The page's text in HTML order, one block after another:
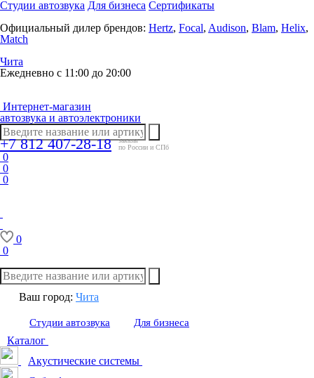
Студии автозвука Для бизнеса Сертификаты
Официальный дилер брендов: Hertz, Focal, Audison, Blam, Helix,
Match
Чита
Ежедневно с 11:00 до 20:00
Интернет-магазин
автозвука и автоэлектроники
+7 812 407-28-18
заказы
по России и СПб
0
0
0
0
0
Ваш город: Чита
Студии автозвука Для бизнеса
Каталог
Акустические системы